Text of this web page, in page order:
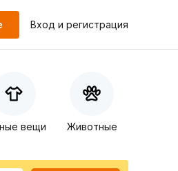
Вход и регистрация
вещи Животные